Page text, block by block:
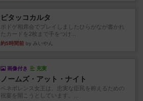
ピタッコカルタ
ボドゲ相席会でプレイしましたひらがなが書かれ
たカードを2枚まで手をつけ...
約5時間前 by みいやん
画像付き 充実
ノームズ・アット・ナイト
ベネボレンス女王は、忠実な臣民を称えるための
祝宴を開こうとしています。...